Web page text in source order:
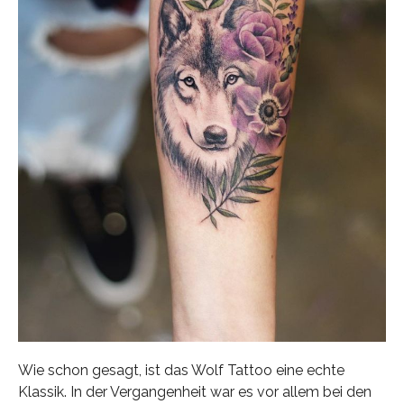
Wie schon gesagt, ist das Wolf Tattoo eine echte
Klassik. In der Vergangenheit war es vor allem bei den